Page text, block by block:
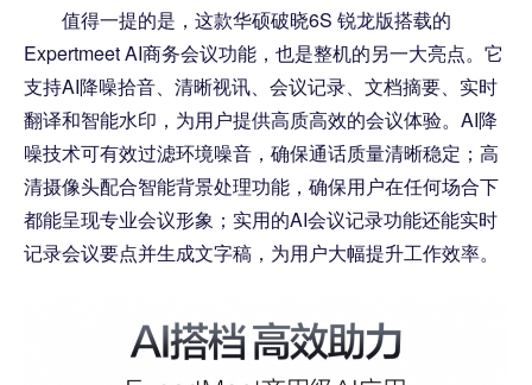
值得一提的是，这款华硕破晓6S 锐龙版搭载的
Expertmeet AI商务会议功能，也是整机的另一大亮点。它
支持AI降噪拾音、清晰视讯、会议记录、文档摘要、实时
翻译和智能水印，为用户提供高质高效的会议体验。AI降
噪技术可有效过滤环境噪音，确保通话质量清晰稳定；高
清摄像头配合智能背景处理功能，确保用户在任何场合下
都能呈现专业会议形象；实用的AI会议记录功能还能实时
记录会议要点并生成文字稿，为用户大幅提升工作效率。